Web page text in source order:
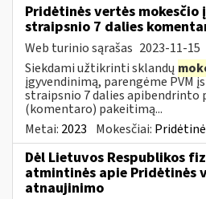
Pridėtinės vertės mokesčio
straipsnio 7 dalies
Web turinio sąrašas 2023-11-15
Siekdami užtikrinti sklandų
įgyvendinimą, parengėme PVM
straipsnio 7 dalies apibendrinto
(komentaro) pakeitimą...
Metai: 2023 Mokesčiai:
Dėl Lietuvos Respublikos
atmintinės apie Pridėtinės
atnaujinimo